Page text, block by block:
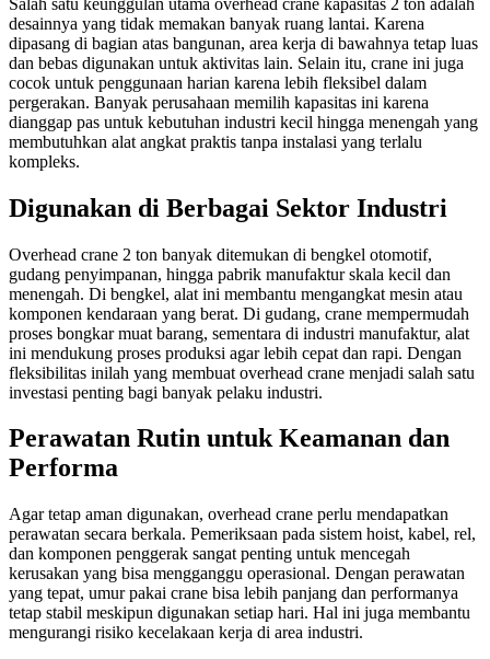
desainnya yang tidak memakan banyak ruang lantai. Karena
dipasang di bagian atas bangunan, area kerja di bawahnya tetap luas
dan bebas digunakan untuk aktivitas lain. Selain itu, crane ini juga
cocok untuk penggunaan harian karena lebih fleksibel dalam
pergerakan. Banyak perusahaan memilih kapasitas ini karena
dianggap pas untuk kebutuhan industri kecil hingga menengah yang
membutuhkan alat angkat praktis tanpa instalasi yang terlalu
kompleks.
Digunakan di Berbagai Sektor Industri
Overhead crane 2 ton banyak ditemukan di bengkel otomotif,
gudang penyimpanan, hingga pabrik manufaktur skala kecil dan
menengah. Di bengkel, alat ini membantu mengangkat mesin atau
komponen kendaraan yang berat. Di gudang, crane mempermudah
proses bongkar muat barang, sementara di industri manufaktur, alat
ini mendukung proses produksi agar lebih cepat dan rapi. Dengan
fleksibilitas inilah yang membuat overhead crane menjadi salah satu
investasi penting bagi banyak pelaku industri.
Perawatan Rutin untuk Keamanan dan
Performa
Agar tetap aman digunakan, overhead crane perlu mendapatkan
perawatan secara berkala. Pemeriksaan pada sistem hoist, kabel, rel,
dan komponen penggerak sangat penting untuk mencegah
kerusakan yang bisa mengganggu operasional. Dengan perawatan
yang tepat, umur pakai crane bisa lebih panjang dan performanya
tetap stabil meskipun digunakan setiap hari. Hal ini juga membantu
mengurangi risiko kecelakaan kerja di area industri.